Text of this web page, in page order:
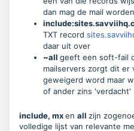
dan mag de mail
TXT record
daar uit over
~all geeft een soft-fail
mailservers zorgt dit er
geweigerd word maar
of ander zins 'verdacht'
include, mxen all zijn
volledige lijst van relevante